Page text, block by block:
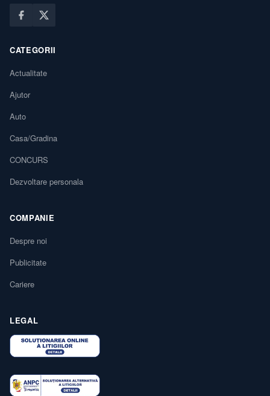
CATEGORII
Actualitate
Ajutor
Auto
Casa/Gradina
CONCURS
Dezvoltare personala
COMPANIE
Despre noi
Publicitate
Cariere
LEGAL